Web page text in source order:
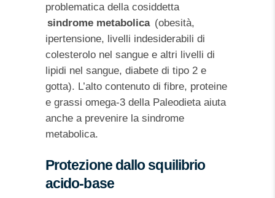
problematica della cosiddetta
sindrome metabolica (obesità,
ipertensione, livelli indesiderabili di
colesterolo nel sangue e altri livelli di
lipidi nel sangue, diabete di tipo 2 e
gotta). L’alto contenuto di fibre, proteine
​​e grassi omega-3 della Paleodieta aiuta
anche a prevenire la sindrome
metabolica.
Protezione dallo squilibrio
acido-base